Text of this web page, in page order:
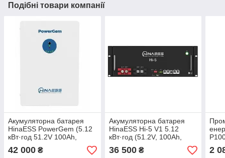
Подібні товари компанії
Акумуляторна батарея
HinaESS PowerGem (5.12
кВт·год 51.2V 100Ah,
LiFePO₄, Smart BMS,
100A)
42 000 ₴
Акумуляторна батарея
HinaESS Hi-5 V1 5.12
кВт·год (51.2V, 100Ah,
LiFePO₄, Smart BMS,
100A)
36 500₴ 2